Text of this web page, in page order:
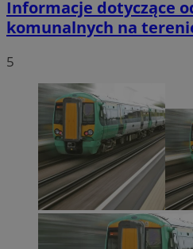
Informacje dotyczące
komunalnych na
5